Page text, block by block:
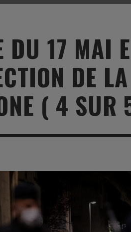
MER
FORMATION/ ENTRAÎNEMENT
INDUSTRIES
ARMÉES ÉTRANGÈRES
FORMATION/ ENTRAÎNEMENT
SURVIE
AUTONOMIE
SPORT
SÉCURITÉ PRIVÉE
DEFENSE
SECURITY
TRAINING
SURVIVAL /
INDUSTRIES
DU 17 MAI
DE
( 4 SUR